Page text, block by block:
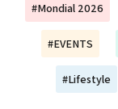
#Mondial 2026
#EVENTS
#Lifestyle